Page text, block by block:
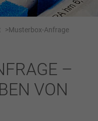
Musterbox-Anfrage
–
VON
um Ihre
für diese Website zu